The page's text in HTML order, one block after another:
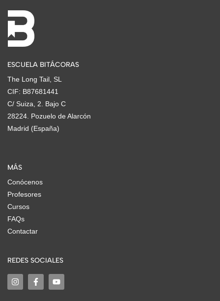
ESCUELA BITÁCORAS
The Long Tail, SL
CIF: B87681441
C/ Suiza, 2. Bajo C
28224. Pozuelo de Alarcón
Madrid (España)
MÁS
Conócenos
Profesores
Cursos
FAQs
Contactar
REDES SOCIALES